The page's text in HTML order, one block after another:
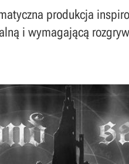
produkcja
i wymagającą